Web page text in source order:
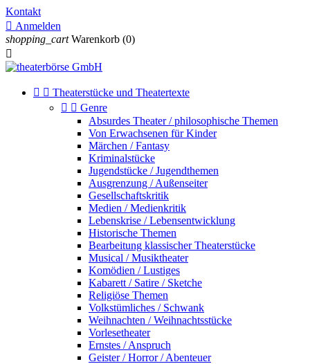
Kontakt
 Anmelden
shopping_cart Warenkorb (0)

  Theaterstücke und Theatertexte
  Genre
Absurdes Theater / philosophische Themen
Von Erwachsenen für Kinder
Märchen / Fantasy
Kriminalstücke
Jugendstücke / Jugendthemen
Ausgrenzung / Außenseiter
Gesellschaftskritik
Medien / Medienkritik
Lebenskrise / Lebensentwicklung
Historische Themen
Bearbeitung klassischer Theaterstücke
Musical / Musiktheater
Komödien / Lustiges
Kabarett / Satire / Sketche
Religiöse Themen
Volkstümliches / Schwank
Weihnachten / Weihnachtsstücke
Vorlesetheater
Ernstes / Anspruch
Geister / Horror / Abenteuer